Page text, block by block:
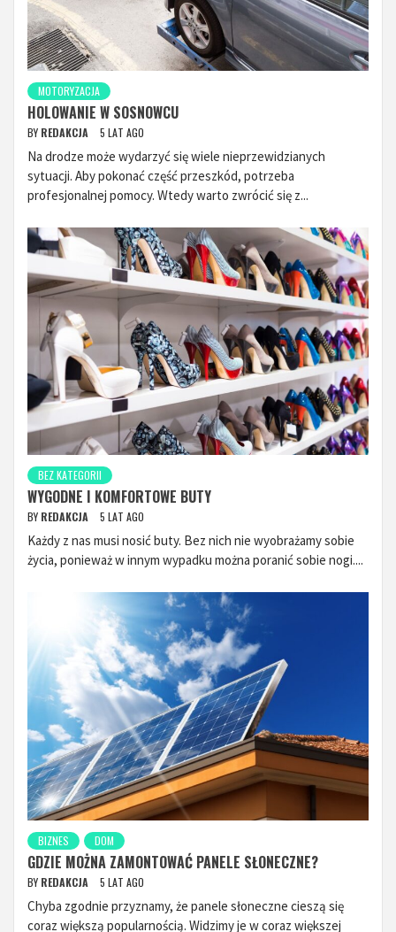
MOTORYZACJA
HOLOWANIE W SOSNOWCU
BY REDAKCJA 5 LAT AGO
Na drodze może wydarzyć się wiele nieprzewidzianych
sytuacji. Aby pokonać część przeszkód, potrzeba
profesjonalnej pomocy. Wtedy warto zwrócić się z...
BEZ KATEGORII
WYGODNE I KOMFORTOWE BUTY
BY REDAKCJA 5 LAT AGO
Każdy z nas musi nosić buty. Bez nich nie wyobrażamy sobie
życia, ponieważ w innym wypadku można poranić sobie nogi....
BIZNES DOM
GDZIE MOŻNA ZAMONTOWAĆ PANELE SŁONECZNE?
BY REDAKCJA 5 LAT AGO
Chyba zgodnie przyznamy, że panele słoneczne cieszą się
coraz większą popularnością. Widzimy je w coraz większej